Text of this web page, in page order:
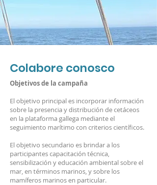
Colabore conosco
Objetivos de la campaña
El objetivo principal es incorporar información
sobre la presencia y distribución de cetáceos
en la plataforma gallega mediante el
seguimiento marítimo con criterios científicos.
​El objetivo secundario es brindar a los
participantes capacitación técnica,
sensibilización y educación ambiental sobre el
mar, en términos marinos, y sobre los
mamíferos marinos en particular.